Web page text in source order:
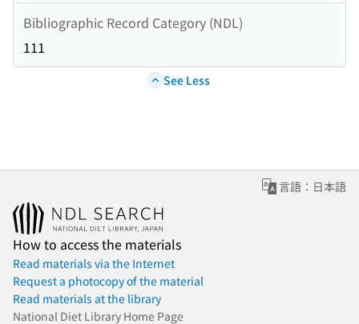
Bibliographic Record Category (NDL)
111
See Less
言語：日本語
How to access the materials
Read materials via the Internet
Request a photocopy of the material
Read materials at the library
National Diet Library Home Page